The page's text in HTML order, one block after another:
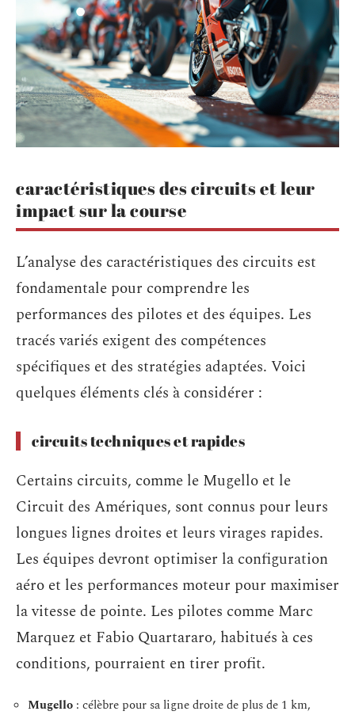
caractéristiques des circuits et leur
impact sur la course
L’analyse des caractéristiques des circuits est
fondamentale pour comprendre les
performances des pilotes et des équipes. Les
tracés variés exigent des compétences
spécifiques et des stratégies adaptées. Voici
quelques éléments clés à considérer :
circuits techniques et rapides
Certains circuits, comme le Mugello et le
Circuit des Amériques, sont connus pour leurs
longues lignes droites et leurs virages rapides.
Les équipes devront optimiser la configuration
aéro et les performances moteur pour maximiser
la vitesse de pointe. Les pilotes comme Marc
Marquez et Fabio Quartararo, habitués à ces
conditions, pourraient en tirer profit.
Mugello : célèbre pour sa ligne droite de plus de 1 km,